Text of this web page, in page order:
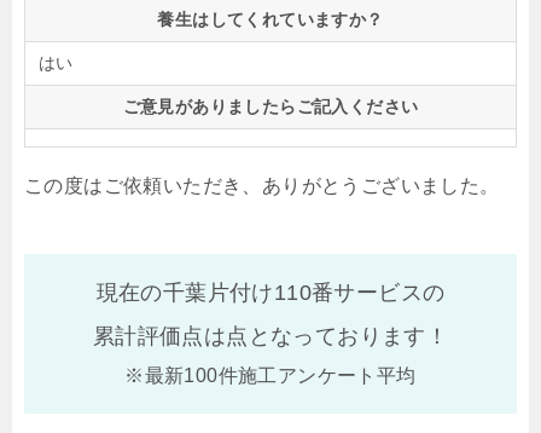
養生はしてくれていますか？
はい
ご意見がありましたらご記入ください
この度はご依頼いただき、ありがとうございました。
現在の千葉片付け110番サービスの
累計評価点は点となっております！
※最新100件施工アンケート平均